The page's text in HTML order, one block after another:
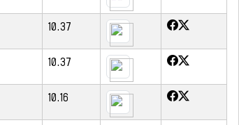
10.37
10.37
10.16